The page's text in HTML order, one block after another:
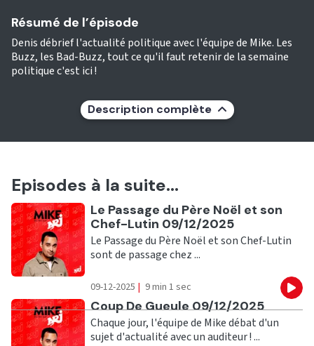
Résumé de l’épisode
Denis débrief l'actualité politique avec l'équipe de Mike. Les
Buzz, les Bad-Buzz, tout ce qu'il faut retenir de la semaine
politique c'est ici !
Description complète
Episodes à la suite...
Ecouter
Le Passage du Père Noël et son
Chef-Lutin 09/12/2025
Le Passage du Père Noël et son Chef-Lutin
sont de passage chez ...
09-12-2025 | 9 min 1 sec
Ecouter
Coup De Gueule 09/12/2025
Chaque jour, l'équipe de Mike débat d'un
sujet d'actualité avec un auditeur ! ...